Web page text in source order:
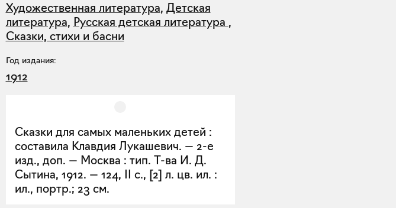
Художественная литература, Детская
литература, Русская детская литература ,
Сказки, стихи и басни
Год издания:
1912
Сказки для самых маленьких детей :
составила Клавдия Лукашевич. — 2-е
изд., доп. — Москва : тип. Т-ва И. Д.
Сытина, 1912. — 124, II с., [2] л. цв. ил. :
ил., портр.; 23 см.